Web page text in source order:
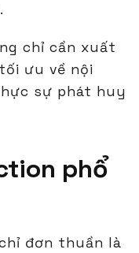
chỉ cần xuất
ưu về nội
sự phát huy
phổ
đơn thuần là